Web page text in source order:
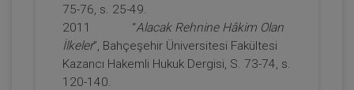
75-76, s. 25-49.
2011 “Alacak Rehnine Hâkim Olan
İlkeler”, Bahçeşehir Üniversitesi Fakültesi
Kazancı Hakemli Hukuk Dergisi, S. 73-74, s.
120-140.